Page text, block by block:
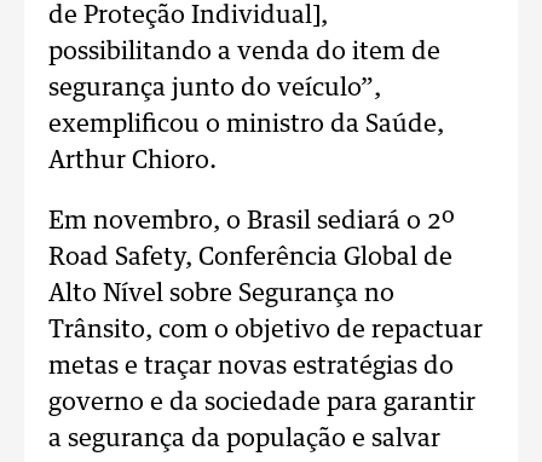
de Proteção Individual],
possibilitando a venda do item de
segurança junto do veículo”,
exemplificou o ministro da Saúde,
Arthur Chioro.
Em novembro, o Brasil sediará o 2º
Road Safety, Conferência Global de
Alto Nível sobre Segurança no
Trânsito, com o objetivo de repactuar
metas e traçar novas estratégias do
governo e da sociedade para garantir
a segurança da população e salvar